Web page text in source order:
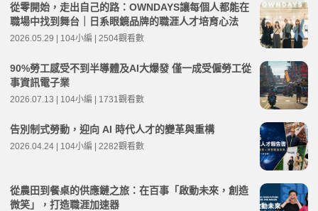
從零開始，走出自己的路：OWNDAYS讓每個人都能在
職場中找到舞台｜日系眼鏡品牌的職涯人才培育心法
2026.05.29 | 104小編 | 2504觀看數
90%勞工感受不到半導體及AI大爆發 僅一成受僱勞工從
事資訊電子業
2026.07.13 | 104小編 | 1731觀看數
告別制式勞動，迎向 AI 時代人才的變革與重構
2026.04.24 | 104小編 | 2282觀看數
從農田到餐桌的供應鏈之旅：在百事「啟動未來，創造
微笑」，打造職涯加速器